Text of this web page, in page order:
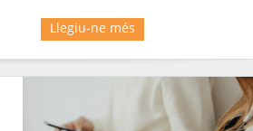
Llegiu-ne més